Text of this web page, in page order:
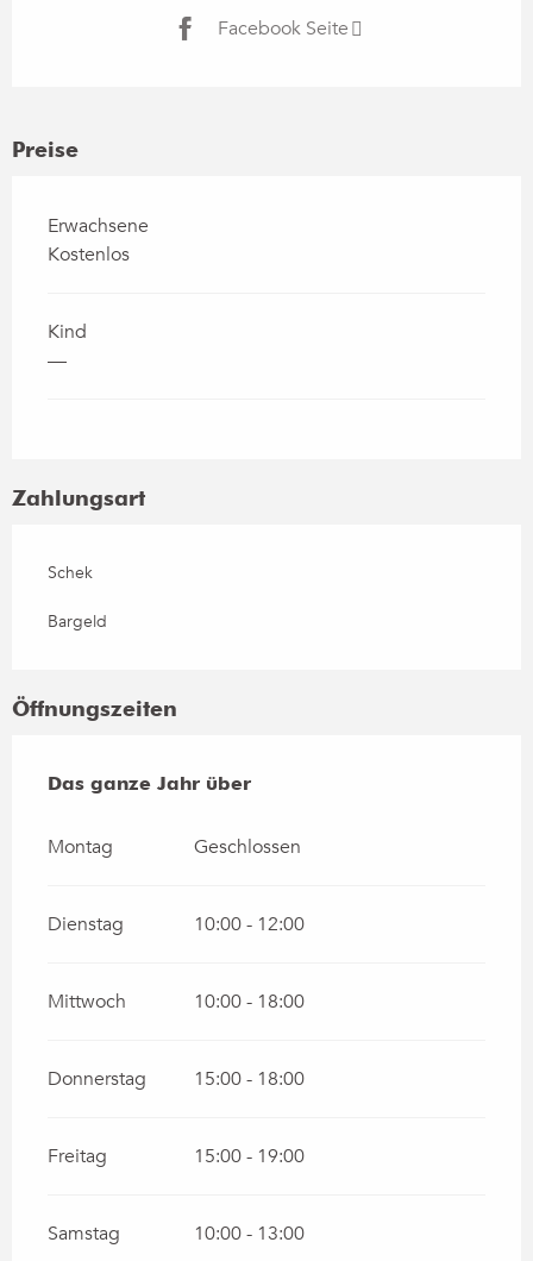
Facebook Seite
Preise
Preise 2026
Erwachsene
Kostenlos
Kind
—
Zahlungsart
Schek
Bargeld
Öffnungszeiten
Das ganze Jahr über
Das ganze Jahr über
Montag Geschlossen
Dienstag 10:00 - 12:00
Mittwoch 10:00 - 18:00
Donnerstag 15:00 - 18:00
Freitag 15:00 - 19:00
Samstag 10:00 - 13:00